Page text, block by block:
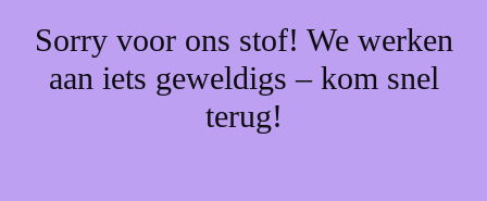
Sorry voor ons stof! We werken
aan iets geweldigs – kom snel
terug!